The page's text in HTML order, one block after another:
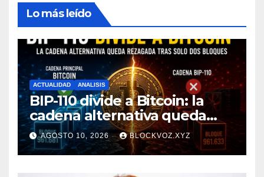
Lo más leído
ACTUALIDAD ANALISIS
BIP-110 divide a Bitcoin: la
cadena alternativa queda
rezagada tras minar solo dos
bloques
AGOSTO 10, 2026 BLOCKVOZ.XYZ